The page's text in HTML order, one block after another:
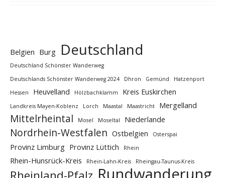
Belgien Burg Deutschland
Deutschland Schönster Wanderweg
Deutschlands Schönster Wanderweg 2024
Dhron Gemünd
Hatzenport
Hessen
Heuvelland Hölzbachklamm Kreis Euskirchen
Landkreis Mayen-Koblenz Lorch Maastal Maastricht Mergelland
Mittelrheintal Mosel Moseltal Niederlande
Nordrhein-Westfalen Ostbelgien Osterspai
Provinz Limburg Provinz Lüttich Rhein
Rhein-Hunsrück-Kreis Rhein-Lahn-Kreis Rheingau-Taunus-Kreis
Rundwanderung